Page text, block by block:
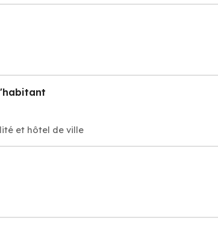
et hôtel de ville